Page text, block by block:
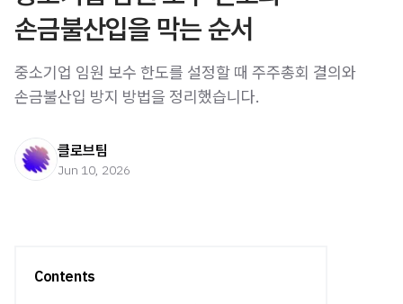
손금불산입을 막는 순서
중소기업 임원 보수 한도를 설정할 때 주주총회 결의와
손금불산입 방지 방법을 정리했습니다.
클로브팀
Jun 10, 2026
Contents